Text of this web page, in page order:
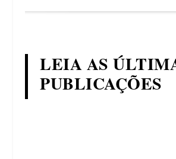
LEIA AS
PUBLICAÇÕES